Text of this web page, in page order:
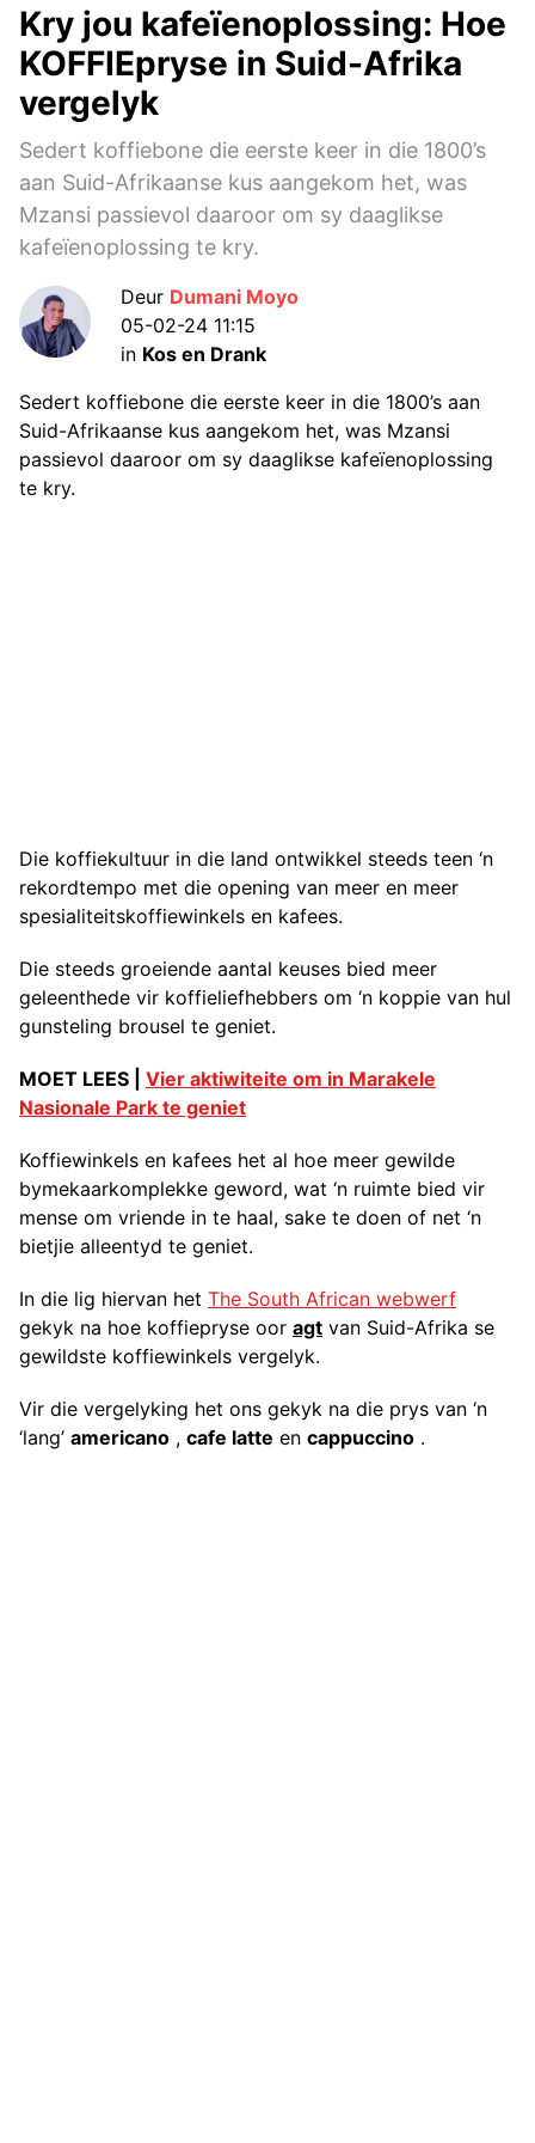
Kry jou kafeïenoplossing: Hoe
KOFFIEpryse in Suid-Afrika
vergelyk
Sedert koffiebone die eerste keer in die 1800’s
aan Suid-Afrikaanse kus aangekom het, was
Mzansi passievol daaroor om sy daaglikse
kafeïenoplossing te kry.
Deur Dumani Moyo
05-02-24 11:15
in Kos en Drank
Sedert koffiebone die eerste keer in die 1800’s aan
Suid-Afrikaanse kus aangekom het, was Mzansi
passievol daaroor om sy daaglikse kafeïenoplossing
te kry.
Die koffiekultuur in die land ontwikkel steeds teen ‘n
rekordtempo met die opening van meer en meer
spesialiteitskoffiewinkels en kafees.
Die steeds groeiende aantal keuses bied meer
geleenthede vir koffieliefhebbers om ‘n koppie van hul
gunsteling brousel te geniet.
MOET LEES | Vier aktiwiteite om in Marakele
Nasionale Park te geniet
Koffiewinkels en kafees het al hoe meer gewilde
bymekaarkomplekke geword, wat ‘n ruimte bied vir
mense om vriende in te haal, sake te doen of net ‘n
bietjie alleentyd te geniet.
In die lig hiervan het The South African webwerf
gekyk na hoe koffiepryse oor agt van Suid-Afrika se
gewildste koffiewinkels vergelyk.
Vir die vergelyking het ons gekyk na die prys van ‘n
‘lang’ americano , cafe latte en cappuccino .